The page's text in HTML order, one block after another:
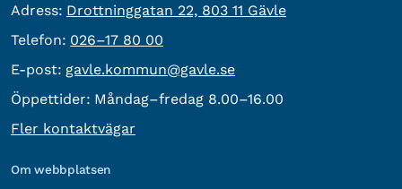
Adress: besöksadress:
Drottninggatan 22, 803 11 Gävle
Telefon: Telefon:
026–17 80 00
E-post: E-post:
gavle.kommun@gavle.se
Öppettider: Måndag–fredag 8.00–16.00
Fler kontaktvägar
Om webbplatsen